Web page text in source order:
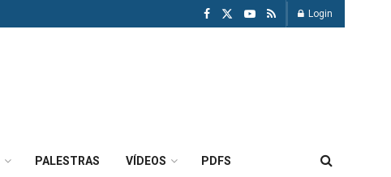
Login
PALESTRAS VÍDEOS PDFS